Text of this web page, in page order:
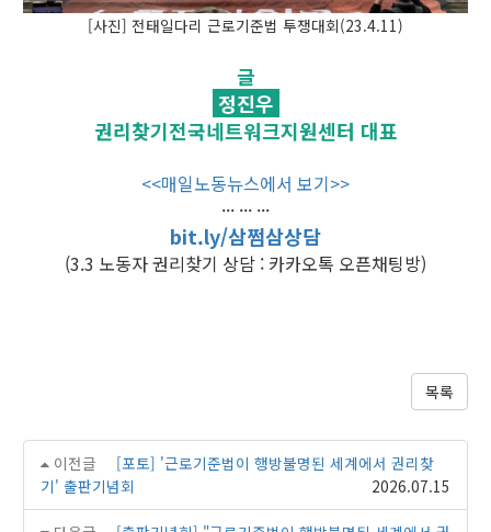
[사진] 전태일다리 근로기준법 투쟁대회(23.4.11)
글
정진우
권리찾기전국네트워크지원센터 대표
<<매일노동뉴스에서 보기>>
··· ··· ···
bit.ly/삼쩜삼상담
(3.3 노동자 권리찾기 상담 : 카카오톡 오픈채팅방)
목록
이전글
[포토] '근로기준법이 행방불명된 세계에서 권리찾
기' 출판기념회
2026.07.15